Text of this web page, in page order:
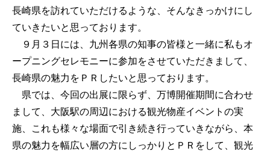
長崎県を訪れていただけるような、そんなきっかけにし
ていきたいと思っております。
９月３日には、九州各県の知事の皆様と一緒に私もオ
ープニングセレモニーに参加をさせていただきまして、
長崎県の魅力をＰＲしたいと思っております。
県では、今回の出展に限らず、万博開催期間に合わせ
まして、大阪駅の周辺における観光物産イベントの実
施、これも様々な場面で引き続き行っていきながら、本
県の魅力を幅広い層の方にしっかりとＰＲをして、観光